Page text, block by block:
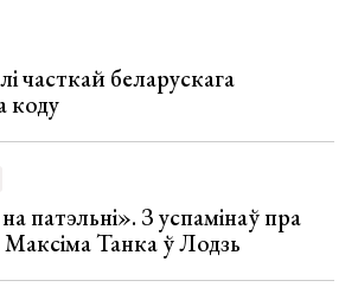
часткай беларускага
коду
патэльні». З успамінаў пра
Максіма Танка ў Лодзь